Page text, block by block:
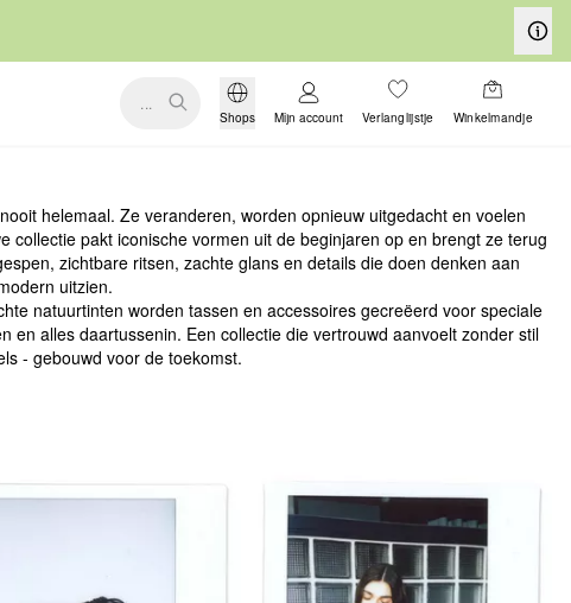
...
Shops Mijn account Verlanglijstje Winkelmandje
helemaal. Ze veranderen, worden opnieuw uitgedacht en voelen
collectie pakt iconische vormen uit de beginjaren op en brengt ze terug
zichtbare ritsen, zachte glans en details die doen denken aan
uitzien.
natuurtinten worden tassen en accessoires gecreëerd voor speciale
en alles daartussenin. Een collectie die vertrouwd aanvoelt zonder stil
- gebouwd voor de toekomst.